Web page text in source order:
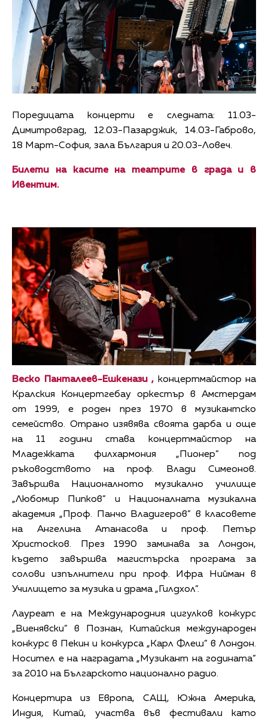
Поредицата концерти е следната: 11.03-
Димитровград, 12.03-Пазарджик, 14.03-Габрово,
18 Март-София, зала България и 20.03-Ловеч.
Билети на касите на театрите в града и в
Ивентим.
Веско Панталеев-Ешкенази , концертмайстор на
Кралския Концертгебау оркестър в Амстердам
от 1999, е роден през 1970 в музикантско
семейство. Отрано изявява своята дарба и още
на 11 години става концертмайстор на
Младежката филхармония „Пионер” под
ръководството на проф. Влади Симеонов.
Завършва Националното музикално училище
„Любомир Пипков” и Националната музикална
академия „Проф. Панчо Владигеров” в класовете
на Ангелина Атанасова и проф. Петър
Христосков. През 1990 заминава за Лондон,
където завършва магистърска програма за
солови изпълнители при проф. Ифра Нийман в
Училището за музика и драма „Гилдхол”.
Лауреат е на Международния цигулков конкурс
„Виенявски” в Познан, Китайския международен
конкурс в Пекин и конкурса „Карл Флеш” в Лондон.
Носител е на наградата „Музикант на годината”
за 2010 на Българското национално радио.
Концертира из Европа, САЩ, Южна Америка,
Индия, Китай, участва във фестивали като